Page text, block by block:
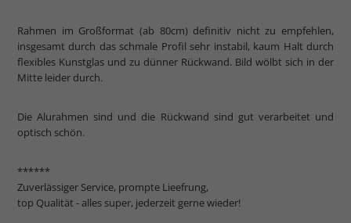
Rahmen im Großformat (ab 80cm) definitiv nicht zu empfehlen,
insgesamt durch das schmale Profil sehr instabil, kaum Halt durch
flexibles Kunstglas und zu dünner Rückwand. Bild wölbt sich in der
Mitte leider durch.
Die Alurahmen sind und die Rückwand sind gut verarbeitet und
optisch schön.
******
Zuverlässiger Service, prompte Lieefrung,
top Qualität - alles super, jederzeit gerne wieder!